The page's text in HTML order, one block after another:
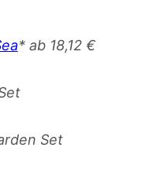
* ab 18,12 €
Set